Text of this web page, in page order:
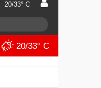
20/33° C
20/33° C